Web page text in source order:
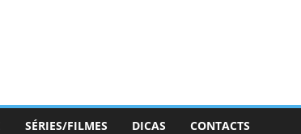
SÉRIES/FILMES DICAS CONTACTS